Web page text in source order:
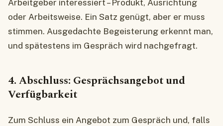
Arbeitgeber interessiert – Produkt, Ausrichtung
oder Arbeitsweise. Ein Satz genügt, aber er muss
stimmen. Ausgedachte Begeisterung erkennt man,
und spätestens im Gespräch wird nachgefragt.
4. Abschluss: Gesprächsangebot und
Verfügbarkeit
Zum Schluss ein Angebot zum Gespräch und, falls